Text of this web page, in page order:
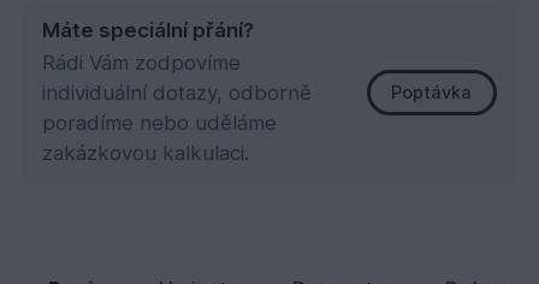
Máte speciální přání?
Rádi Vám zodpovíme
individuální dotazy, odborně
poradíme nebo uděláme
zakázkovou kalkulaci.
Poptávka